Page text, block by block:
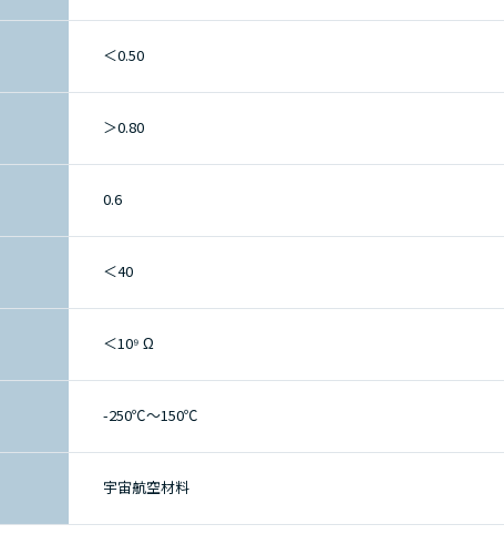
＜0.50
＞0.80
0.6
＜40
＜10⁹ Ω
-250℃～150℃
宇宙航空材料